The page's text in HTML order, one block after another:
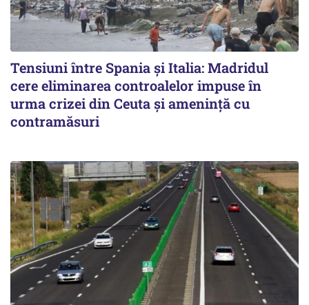
Tensiuni între Spania și Italia: Madridul
cere eliminarea controalelor impuse în
urma crizei din Ceuta și amenință cu
contramăsuri